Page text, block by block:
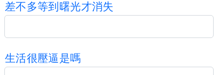
差不多等到 曙光才消失
生活很壓逼是嗎